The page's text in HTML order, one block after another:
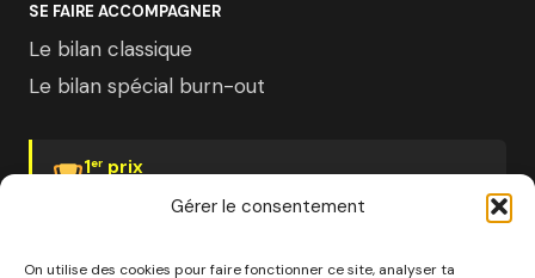
Gérer le consentement
On utilise des cookies pour faire fonctionner ce site, analyser ta
SE FAIRE ACCOMPAGNER
Le bilan classique
Le bilan spécial burn-out
1er prix